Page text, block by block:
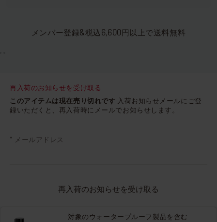
メンバー登録&税込6,600円以上で送料無料
再入荷のお知らせを受け取る
このアイテムは現在売り切れです 入荷お知らせメールにご登
録いただくと、再入荷時にメールでお知らせします。
* メールアドレス
再入荷のお知らせを受け取る
対象のウォータープルーフ製品を含む